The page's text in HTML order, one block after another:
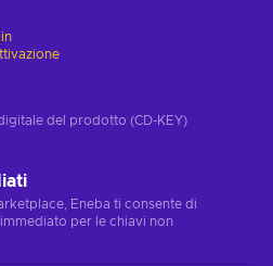
del prodotto (CD-KEY)
Eneba ti consente di
per le chiavi non